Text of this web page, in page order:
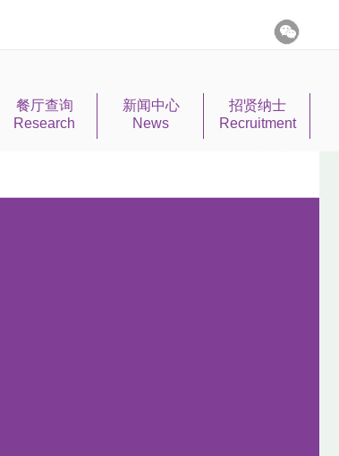
餐厅查询
Research
新闻中心
News
招贤纳士
Recruitment